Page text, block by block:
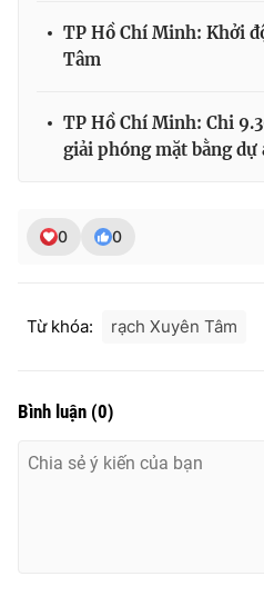
TP Hồ Chí Minh: Khởi
Tâm
TP Hồ Chí Minh: Chi
giải phóng mặt bằng dự
0 0
Từ khóa: rạch Xuyên Tâm
Bình luận (0)